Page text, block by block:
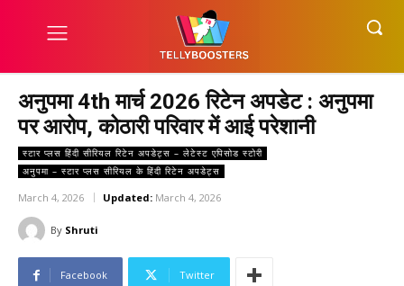
अनुपमा 4th मार्च 2026 रिटेन अपडेट : अनुपमा
पर आरोप, कोठारी परिवार में आई परेशानी
स्टार प्लस हिंदी सीरियल रिटेन अपडेट्स – लेटेस्ट एपिसोड स्टोरी
अनुपमा – स्टार प्लस सीरियल के हिंदी रिटेन अपडेट्स
March 4, 2026 Updated: March 4, 2026
By Shruti
Facebook Twitter